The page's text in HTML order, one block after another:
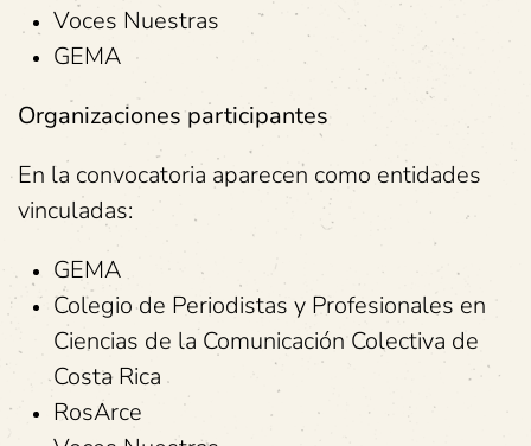
Voces Nuestras
GEMA
Organizaciones participantes
En la convocatoria aparecen como entidades
vinculadas:
GEMA
Colegio de Periodistas y Profesionales en
Ciencias de la Comunicación Colectiva de
Costa Rica
RosArce